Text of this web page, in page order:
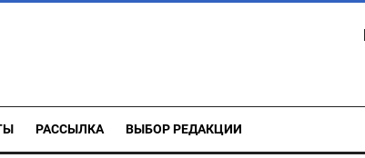
РАССЫЛКА ВЫБОР РЕДАКЦИИ